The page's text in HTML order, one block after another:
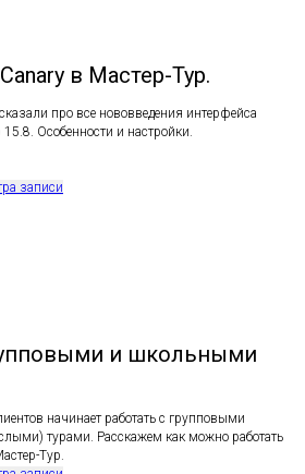
в Мастер-Тур.
про все нововведения интерфейса
Особенности и настройки.
записи
и школьными
начинает работать с групповыми
турами. Расскажем как можно работать
Тур.